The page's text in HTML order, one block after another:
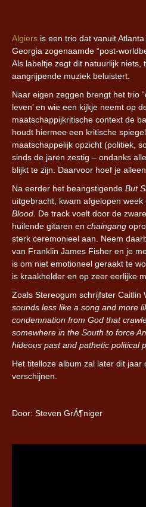
Algiers is een trio dat vanuit
Georgia zogenaamde “post-
Als labeltje zegt dit natuurlijk niets,
aangrijpende muziek beluistert.
Naar eigen zeggen brengt het trio
leven’ en wie een kijkje neemt op
maatschappijkritische context de
houdt hiermee een kritische
maatschappelijk opzicht (politiek,
sinds de jaren zestig – ondanks
blijkt te zijn. Daarvoor hoef je
Na eerder het beangstigende But
uitgebracht, kwam afgelopen
Blood. De track voelt door de
huilende gitaren en chaingang
sterk ceremonieel aan. Neem
van Franklin James Fisher en je
is om niet emotioneel geraakt te
is kraakhelder en op zeer eerlijke
Zoals Stereogum schrijfster Caitlin
sounds less like a song and more
condemnation from God that
somewhere in the South to force
hideous past and pathetic political
Het titelloze album zal later dit jaar
verschijnen.
Door: Steven GrÁ¶niger